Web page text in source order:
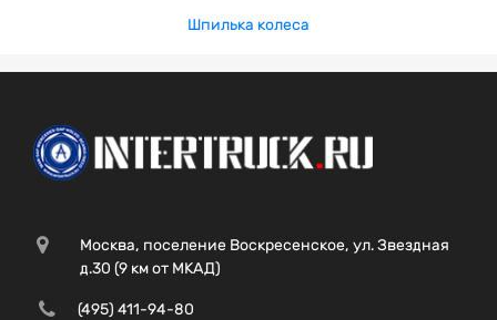
Шпилька колеса
Москва, поселение Воскресенское, ул. Звездная
д.30 (9 км от МКАД)
(495) 411-94-80